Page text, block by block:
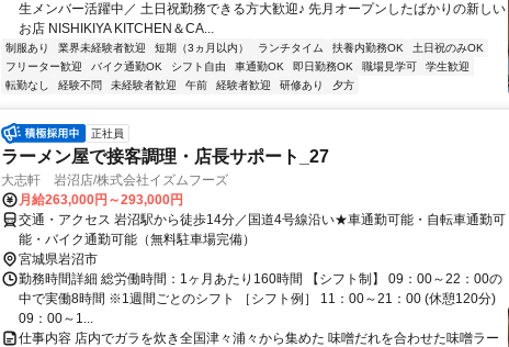
生メンバー活躍中／ 土日祝勤務できる方大歓迎♪ 先月オープンしたばかりの新しい
お店 NISHIKIYA KITCHEN＆CA...
制服あり 業界未経験者歓迎 短期（3ヵ月以内） ランチタイム 扶養内勤務OK
土日祝のみOK
フリーター歓迎
バイク通勤OK シフト自由 車通勤OK 即日勤務OK 職場見学可
学生歓迎
転勤なし
経験不問 未経験者歓迎 午前 経験者歓迎 研修あり 夕方
正社員
ラーメン屋で接客調理・店長サポート_27
大志軒 岩沼店/株式会社イズムフーズ
月給263,000円～293,000円
交通・アクセス 岩沼駅から徒歩14分／国道4号線沿い★車通勤可能・自転車通勤可
能・バイク通勤可能（無料駐車場完備）
宮城県岩沼市
勤務時間詳細 総労働時間：1ヶ月あたり160時間 【シフト制】 09：00～22：00の
中で実働8時間 ※1週間ごとのシフト ［シフト例］ 11：00～21：00 (休憩120分)
09：00～1...
仕事内容 店内でガラを炊き全国津々浦々から集めた 味噌だれを合わせた味噌ラー